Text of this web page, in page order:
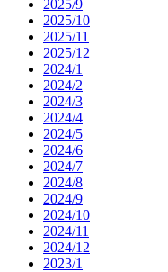
2025/9
2025/10
2025/11
2025/12
2024/1
2024/2
2024/3
2024/4
2024/5
2024/6
2024/7
2024/8
2024/9
2024/10
2024/11
2024/12
2023/1